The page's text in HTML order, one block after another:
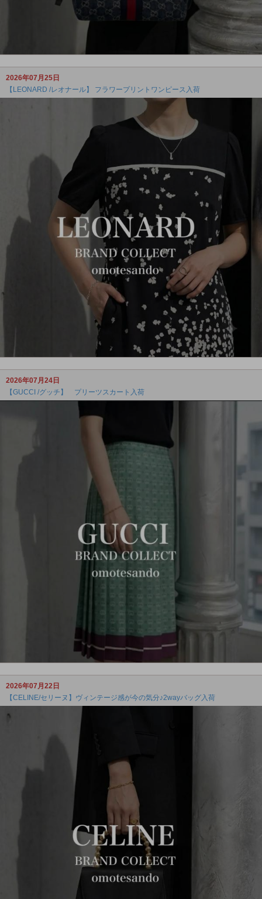
2026年07月25日
【LEONARD /レオナール】 フラワープリントワンピース入荷
2026年07月24日
【GUCCI /グッチ】 プリーツスカート入荷
2026年07月22日
【CELINE/セリーヌ】ヴィンテージ感が今の気分♪2wayバッグ入荷